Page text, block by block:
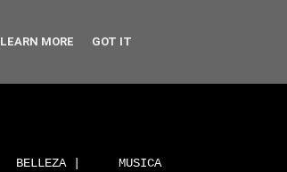
BELLEZA | MUSICA
LEARN MORE GOT IT